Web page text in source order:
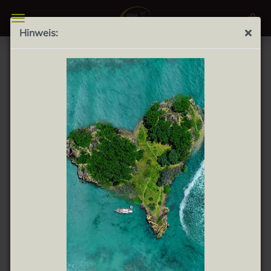
Hinweis:
Olivada negra 100g - natürliche Olivenpastete mit
aromatischen Kräutern